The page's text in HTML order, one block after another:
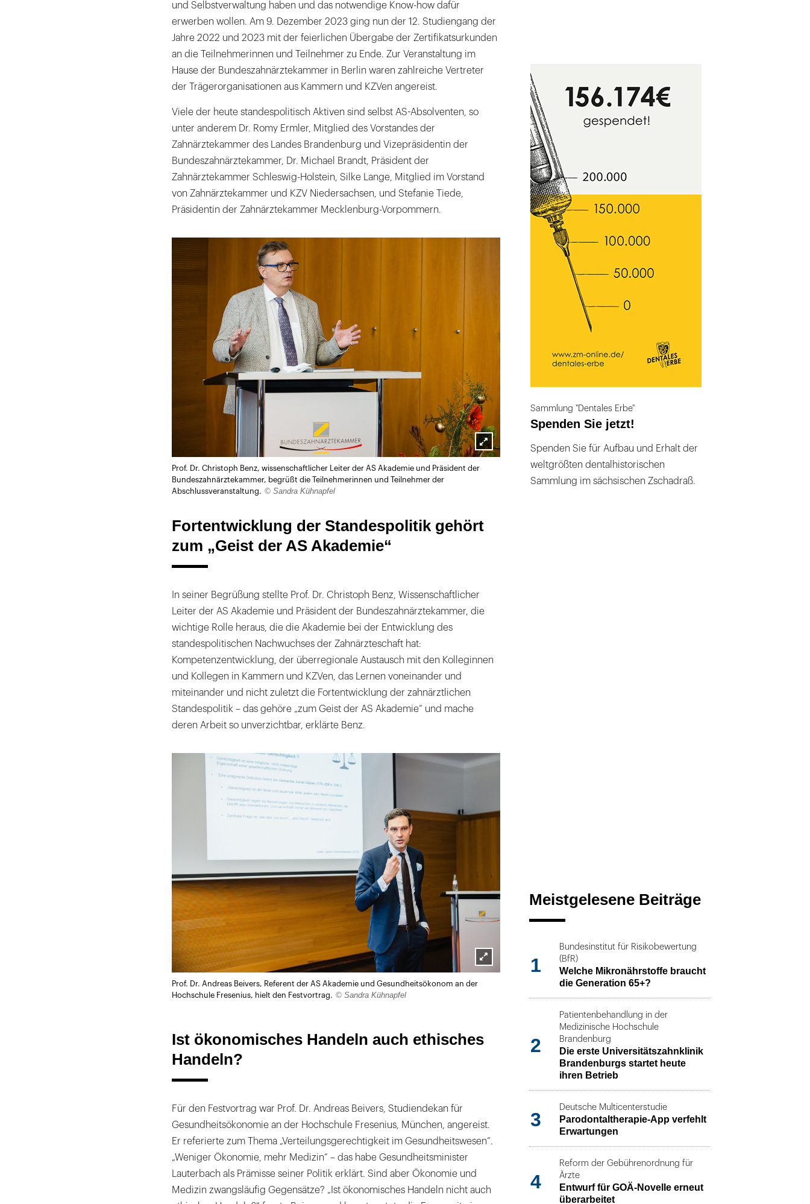
und Selbstverwaltung haben und das notwendige Know-how dafür
erwerben wollen. Am 9. Dezember 2023 ging nun der 12. Studiengang der
Jahre 2022 und 2023 mit der feierlichen Übergabe der Zertifikatsurkunden
an die Teilnehmerinnen und Teilnehmer zu Ende. Zur Veranstaltung im
Hause der Bundeszahnärztekammer in Berlin waren zahlreiche Vertreter
der Trägerorganisationen aus Kammern und KZVen angereist.
Viele der heute standespolitisch Aktiven sind selbst AS-Absolventen, so
unter anderem Dr. Romy Ermler, Mitglied des Vorstandes der
Zahnärztekammer des Landes Brandenburg und Vizepräsidentin der
Bundeszahnärztekammer, Dr. Michael Brandt, Präsident der
Zahnärztekammer Schleswig-Holstein, Silke Lange, Mitglied im Vorstand
von Zahnärztekammer und KZV Niedersachsen, und Stefanie Tiede,
Präsidentin der Zahnärztekammer Mecklenburg-Vorpommern.
Lightbox
Prof. Dr. Christoph Benz, wissenschaftlicher Leiter der AS Akademie und Präsident der
Bundeszahnärztekammer, begrüßt die Teilnehmerinnen und Teilnehmer der
Abschlussveranstaltung. © Sandra Kühnapfel
Fortentwicklung der Standespolitik gehört
zum „Geist der AS Akademie“
In seiner Begrüßung stellte Prof. Dr. Christoph Benz, Wissenschaftlicher
Leiter der AS Akademie und Präsident der Bundeszahnärztekammer, die
wichtige Rolle heraus, die die Akademie bei der Entwicklung des
standespolitischen Nachwuchses der Zahnärzteschaft hat:
Kompetenzentwicklung, der überregionale Austausch mit den Kolleginnen
und Kollegen in Kammern und KZVen, das Lernen voneinander und
miteinander und nicht zuletzt die Fortentwicklung der zahnärztlichen
Standespolitik – das gehöre „zum Geist der AS Akademie“ und mache
deren Arbeit so unverzichtbar, erklärte Benz.
Lightbox
Prof. Dr. Andreas Beivers, Referent der AS Akademie und Gesundheitsökonom an der
Hochschule Fresenius, hielt den Festvortrag. © Sandra Kühnapfel
Ist ökonomisches Handeln auch ethisches
Handeln?
Für den Festvortrag war Prof. Dr. Andreas Beivers, Studiendekan für
Gesundheitsökonomie an der Hochschule Fresenius, München, angereist.
Er referierte zum Thema „Verteilungsgerechtigkeit im Gesundheitswesen“.
„Weniger Ökonomie, mehr Medizin“ – das habe Gesundheitsminister
Lauterbach als Prämisse seiner Politik erklärt. Sind aber Ökonomie und
Medizin zwangsläufig Gegensätze? „Ist ökonomisches Handeln nicht auch
Sammlung "Dentales Erbe"
Spenden Sie jetzt!
Spenden Sie für Aufbau und Erhalt der
weltgrößten dentalhistorischen
Sammlung im sächsischen Zschadraß.
Meistgelesene Beiträge
1
Bundesinstitut für Risikobewertung
(BfR)
Welche Mikronährstoffe braucht
die Generation 65+?
2
Patientenbehandlung in der
Medizinische Hochschule
Brandenburg
Die erste Universitätszahnklinik
Brandenburgs startet heute
ihren Betrieb
3
Deutsche Multicenterstudie
Parodontaltherapie-App verfehlt
Erwartungen
4
Reform der Gebührenordnung für
Ärzte
Entwurf für GOÄ-Novelle erneut
überarbeitet